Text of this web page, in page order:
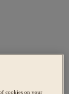
cookies on your